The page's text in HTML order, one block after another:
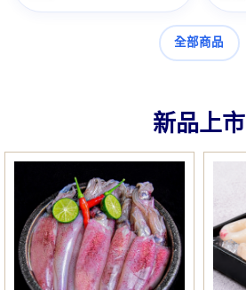
全部商品
新品上市